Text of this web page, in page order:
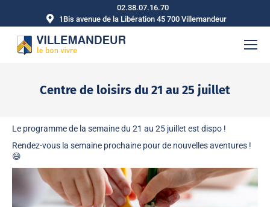
02.38.07.16.70
1Bis avenue de la Libération 45 700 Villemandeur
Centre de loisirs du 21 au 25 juillet
Le programme de la semaine du 21 au 25 juillet est dispo !
Rendez-vous la semaine prochaine pour de nouvelles aventures !
😄